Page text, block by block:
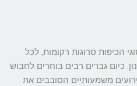
הכיפות סרוגות רקומות, לכל
כיום גברים רבים בוחרים לחבוש
משמעותיים הסובבים את